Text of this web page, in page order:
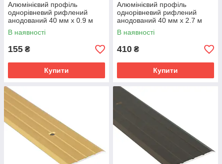
Алюмінієвий профіль
однорівневий рифлений
анодований 40 мм х 0.9 м
срібло
В наявності
155 ₴
Купити
Алюмінієвий профіль
однорівневий рифлений
анодований 40 мм х 2.7 м
срібло
В наявності
410 ₴
Купити